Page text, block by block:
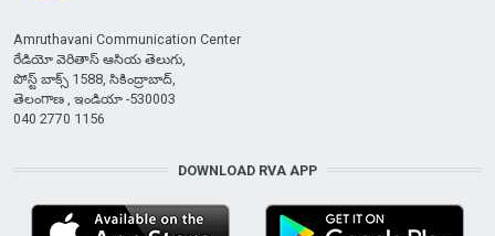
Amruthavani Communication Center
రేడియో వెరితాస్ ఆసియ తెలుగు,
పోస్ట్ బాక్స్ 1588, సికింద్రాబాద్,
తెలంగాణ , ఇండియా -530003
040 2770 1156
DOWNLOAD RVA APP